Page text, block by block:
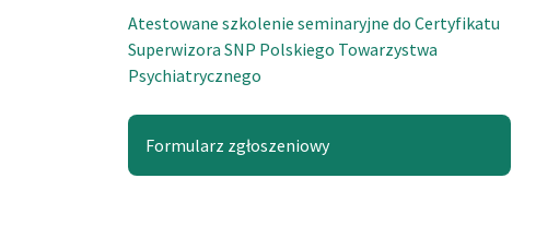
Atestowane szkolenie seminaryjne do Certyfikatu
Superwizora SNP Polskiego Towarzystwa
Psychiatrycznego
Formularz zgłoszeniowy